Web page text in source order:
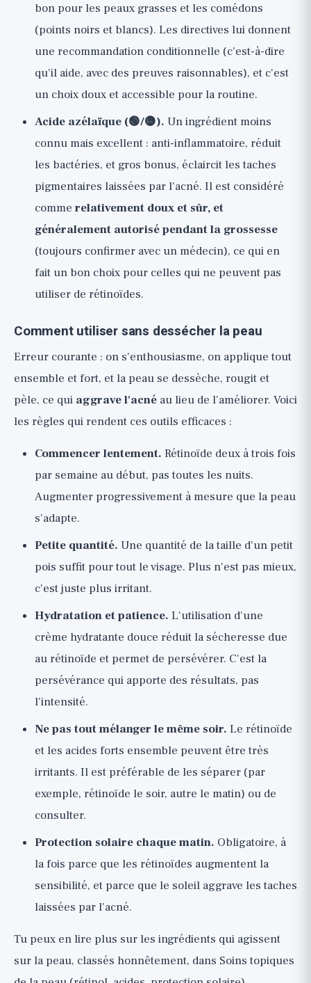
bon pour les peaux grasses et les comédons
(points noirs et blancs). Les directives lui donnent
une recommandation conditionnelle (c'est-à-dire
qu'il aide, avec des preuves raisonnables), et c'est
un choix doux et accessible pour la routine.
Acide azélaïque (🟢/🟡). Un ingrédient moins
connu mais excellent : anti-inflammatoire, réduit
les bactéries, et gros bonus, éclaircit les taches
pigmentaires laissées par l'acné. Il est considéré
comme relativement doux et sûr, et
généralement autorisé pendant la grossesse
(toujours confirmer avec un médecin), ce qui en
fait un bon choix pour celles qui ne peuvent pas
utiliser de rétinoïdes.
Comment utiliser sans dessécher la peau
Erreur courante : on s'enthousiasme, on applique tout
ensemble et fort, et la peau se dessèche, rougit et
pèle, ce qui aggrave l'acné au lieu de l'améliorer. Voici
les règles qui rendent ces outils efficaces :
Commencer lentement. Rétinoïde deux à trois fois
par semaine au début, pas toutes les nuits.
Augmenter progressivement à mesure que la peau
s'adapte.
Petite quantité. Une quantité de la taille d'un petit
pois suffit pour tout le visage. Plus n'est pas mieux,
c'est juste plus irritant.
Hydratation et patience. L'utilisation d'une
crème hydratante douce réduit la sécheresse due
au rétinoïde et permet de persévérer. C'est la
persévérance qui apporte des résultats, pas
l'intensité.
Ne pas tout mélanger le même soir. Le rétinoïde
et les acides forts ensemble peuvent être très
irritants. Il est préférable de les séparer (par
exemple, rétinoïde le soir, autre le matin) ou de
consulter.
Protection solaire chaque matin. Obligatoire, à
la fois parce que les rétinoïdes augmentent la
sensibilité, et parce que le soleil aggrave les taches
laissées par l'acné.
Tu peux en lire plus sur les ingrédients qui agissent
sur la peau, classés honnêtement, dans Soins topiques